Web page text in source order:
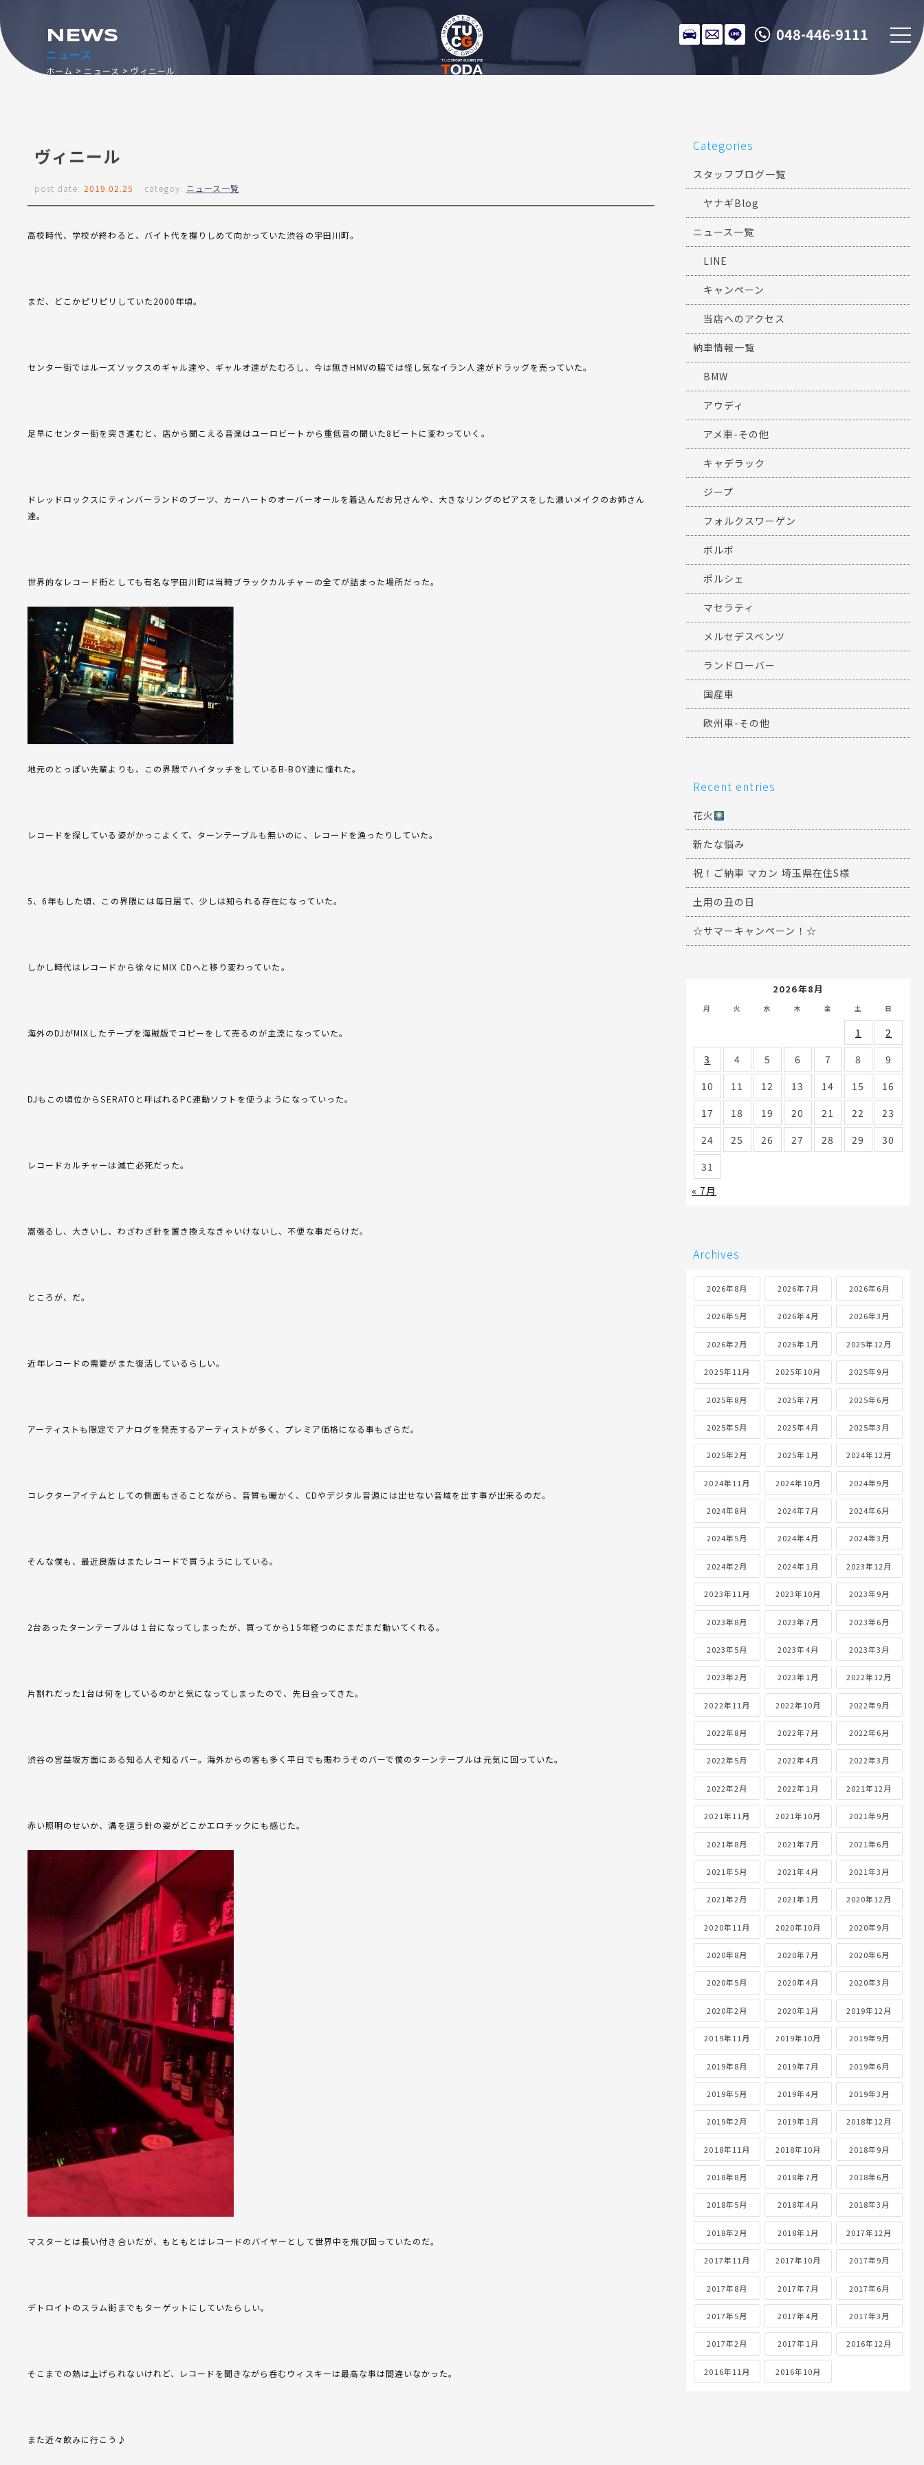
048-446-9111
ニュース
NEWS
ホーム ニュース ヴィニール
ヴィニール
post date: 2019.02.25 categoy: ニュース一覧
高校時代、学校が終わると、バイト代を握りしめて向かっていた渋谷の宇田川町。
まだ、どこかピリピリしていた2000年頃。
センター街ではルーズソックスのギャル達や、ギャルオ達がたむろし、今は無きHMVの脇では怪し気なイラン人達がドラッグを売っていた。
足早にセンター街を突き進むと、店から聞こえる音楽はユーロビートから重低音の聞いた8ビートに変わっていく。
ドレッドロックスにティンバーランドのブーツ、カーハートのオーバーオールを着込んだお兄さんや、大きなリングのピアスをした濃いメイクのお姉さん
達。
世界的なレコード街としても有名な宇田川町は当時ブラックカルチャーの全てが詰まった場所だった。
地元のとっぽい先輩よりも、この界隈でハイタッチをしているB-BOY達に憧れた。
レコードを探している姿がかっこよくて、ターンテーブルも無いのに、レコードを漁ったりしていた。
5、6年もした頃、この界隈には毎日居て、少しは知られる存在になっていた。
しかし時代はレコードから徐々にMIX CDへと移り変わっていた。
海外のDJがMIXしたテープを海賊版でコピーをして売るのが主流になっていた。
DJもこの頃位からSERATOと呼ばれるPC連動ソフトを使うようになっていった。
レコードカルチャーは滅亡必死だった。
嵩張るし、大きいし、わざわざ針を置き換えなきゃいけないし、不便な事だらけだ。
ところが、だ。
近年レコードの需要がまた復活しているらしい。
アーティストも限定でアナログを発売するアーティストが多く、プレミア価格になる事もざらだ。
コレクターアイテムとしての側面もさることながら、音質も暖かく、CDやデジタル音源には出せない音域を出す事が出来るのだ。
そんな僕も、最近良版はまたレコードで買うようにしている。
2台あったターンテーブルは１台になってしまったが、買ってから15年経つのにまだまだ動いてくれる。
片割れだった1台は何をしているのかと気になってしまったので、先日会ってきた。
渋谷の宮益坂方面にある知る人ぞ知るバー。海外からの客も多く平日でも賑わうそのバーで僕のターンテーブルは元気に回っていた。
赤い照明のせいか、溝を這う針の姿がどこかエロチックにも感じた。
マスターとは長い付き合いだが、もともとはレコードのバイヤーとして世界中を飛び回っていたのだ。
デトロイトのスラム街までもターゲットにしていたらしい。
そこまでの熱は上げられないけれど、レコードを聞きながら呑むウィスキーは最高な事は間違いなかった。
また近々飲みに行こう♪
Categories
スタッフブログ一覧
ヤナギBlog
ニュース一覧
LINE
キャンペーン
当店へのアクセス
納車情報一覧
BMW
アウディ
アメ車-その他
キャデラック
ジープ
フォルクスワーゲン
ボルボ
ポルシェ
マセラティ
メルセデスベンツ
ランドローバー
国産車
欧州車-その他
Recent entries
花火
新たな悩み
祝！ご納車 マカン 埼玉県在住S様
土用の丑の日
☆サマーキャンペーン！☆
2026年8月
月 火 水 木 金 土 日
1
2
3
4 5 6 7 8
9
10
11 12 13 14 15
16
17
18 19 20 21 22
23
24
25 26 27 28 29
30
31
« 7月
Archives
2026年8月 2026年7月 2026年6月
2026年5月 2026年4月 2026年3月
2026年2月 2026年1月 2025年12月
2025年11月 2025年10月 2025年9月
2025年8月 2025年7月 2025年6月
2025年5月 2025年4月 2025年3月
2025年2月 2025年1月 2024年12月
2024年11月 2024年10月 2024年9月
2024年8月 2024年7月 2024年6月
2024年5月 2024年4月 2024年3月
2024年2月 2024年1月 2023年12月
2023年11月 2023年10月 2023年9月
2023年8月 2023年7月 2023年6月
2023年5月 2023年4月 2023年3月
2023年2月 2023年1月 2022年12月
2022年11月 2022年10月 2022年9月
2022年8月 2022年7月 2022年6月
2022年5月 2022年4月 2022年3月
2022年2月 2022年1月 2021年12月
2021年11月 2021年10月 2021年9月
2021年8月 2021年7月 2021年6月
2021年5月 2021年4月 2021年3月
2021年2月 2021年1月 2020年12月
2020年11月 2020年10月 2020年9月
2020年8月 2020年7月 2020年6月
2020年5月 2020年4月 2020年3月
2020年2月 2020年1月 2019年12月
2019年11月 2019年10月 2019年9月
2019年8月 2019年7月 2019年6月
2019年5月 2019年4月 2019年3月
2019年2月 2019年1月 2018年12月
2018年11月 2018年10月 2018年9月
2018年8月 2018年7月 2018年6月
2018年5月 2018年4月 2018年3月
2018年2月 2018年1月 2017年12月
2017年11月 2017年10月 2017年9月
2017年8月 2017年7月 2017年6月
2017年5月 2017年4月 2017年3月
2017年2月 2017年1月 2016年12月
2016年11月 2016年10月